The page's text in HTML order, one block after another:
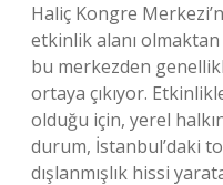
Haliç Kongre
etkinlik alanı
bu merkezden
ortaya çıkıyor.
olduğu için, yerel
durum, İstanbul’daki
dışlanmışlık hissi